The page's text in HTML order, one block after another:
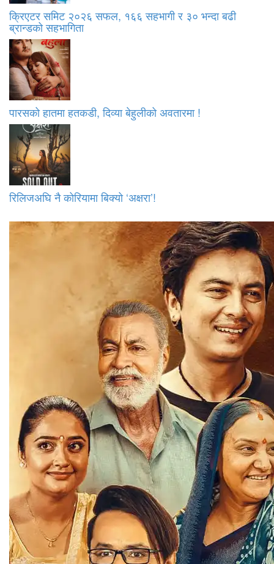
क्रिएटर समिट २०२६ सफल, १६६ सहभागी र ३० भन्दा बढी
ब्रान्डको सहभागिता
पारसको हातमा हतकडी, दिव्या बेहुलीको अवतारमा !
रिलिजअघि नै कोरियामा बिक्यो ‘अक्षरा’!